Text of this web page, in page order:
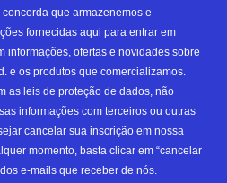
que armazenemos e
fornecidas aqui para entrar em
informações, ofertas e novidades sobre
e os produtos que comercializamos.
as leis de proteção de dados, não
informações com terceiros ou outras
cancelar sua inscrição em nossa
momento, basta clicar em “cancelar
e-mails que receber de nós.